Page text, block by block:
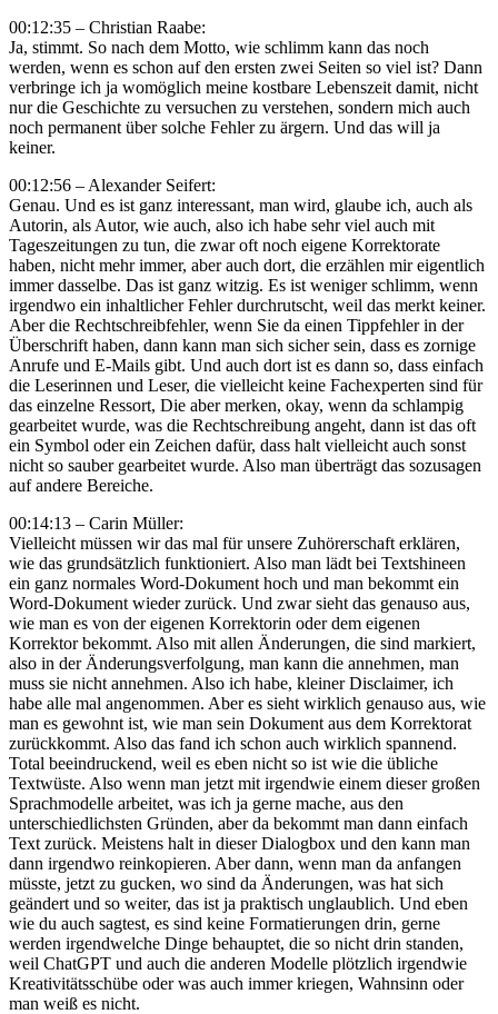
00:12:35 – Christian Raabe:
Ja, stimmt. So nach dem Motto, wie schlimm kann das noch
werden, wenn es schon auf den ersten zwei Seiten so viel ist? Dann
verbringe ich ja womöglich meine kostbare Lebenszeit damit, nicht
nur die Geschichte zu versuchen zu verstehen, sondern mich auch
noch permanent über solche Fehler zu ärgern. Und das will ja
keiner.
00:12:56 – Alexander Seifert:
Genau. Und es ist ganz interessant, man wird, glaube ich, auch als
Autorin, als Autor, wie auch, also ich habe sehr viel auch mit
Tageszeitungen zu tun, die zwar oft noch eigene Korrektorate
haben, nicht mehr immer, aber auch dort, die erzählen mir eigentlich
immer dasselbe. Das ist ganz witzig. Es ist weniger schlimm, wenn
irgendwo ein inhaltlicher Fehler durchrutscht, weil das merkt keiner.
Aber die Rechtschreibfehler, wenn Sie da einen Tippfehler in der
Überschrift haben, dann kann man sich sicher sein, dass es zornige
Anrufe und E-Mails gibt. Und auch dort ist es dann so, dass einfach
die Leserinnen und Leser, die vielleicht keine Fachexperten sind für
das einzelne Ressort, Die aber merken, okay, wenn da schlampig
gearbeitet wurde, was die Rechtschreibung angeht, dann ist das oft
ein Symbol oder ein Zeichen dafür, dass halt vielleicht auch sonst
nicht so sauber gearbeitet wurde. Also man überträgt das sozusagen
auf andere Bereiche.
00:14:13 – Carin Müller:
Vielleicht müssen wir das mal für unsere Zuhörerschaft erklären,
wie das grundsätzlich funktioniert. Also man lädt bei Textshineen
ein ganz normales Word-Dokument hoch und man bekommt ein
Word-Dokument wieder zurück. Und zwar sieht das genauso aus,
wie man es von der eigenen Korrektorin oder dem eigenen
Korrektor bekommt. Also mit allen Änderungen, die sind markiert,
also in der Änderungsverfolgung, man kann die annehmen, man
muss sie nicht annehmen. Also ich habe, kleiner Disclaimer, ich
habe alle mal angenommen. Aber es sieht wirklich genauso aus, wie
man es gewohnt ist, wie man sein Dokument aus dem Korrektorat
zurückkommt. Also das fand ich schon auch wirklich spannend.
Total beeindruckend, weil es eben nicht so ist wie die übliche
Textwüste. Also wenn man jetzt mit irgendwie einem dieser großen
Sprachmodelle arbeitet, was ich ja gerne mache, aus den
unterschiedlichsten Gründen, aber da bekommt man dann einfach
Text zurück. Meistens halt in dieser Dialogbox und den kann man
dann irgendwo reinkopieren. Aber dann, wenn man da anfangen
müsste, jetzt zu gucken, wo sind da Änderungen, was hat sich
geändert und so weiter, das ist ja praktisch unglaublich. Und eben
wie du auch sagtest, es sind keine Formatierungen drin, gerne
werden irgendwelche Dinge behauptet, die so nicht drin standen,
weil ChatGPT und auch die anderen Modelle plötzlich irgendwie
Kreativitätsschübe oder was auch immer kriegen, Wahnsinn oder
man weiß es nicht.